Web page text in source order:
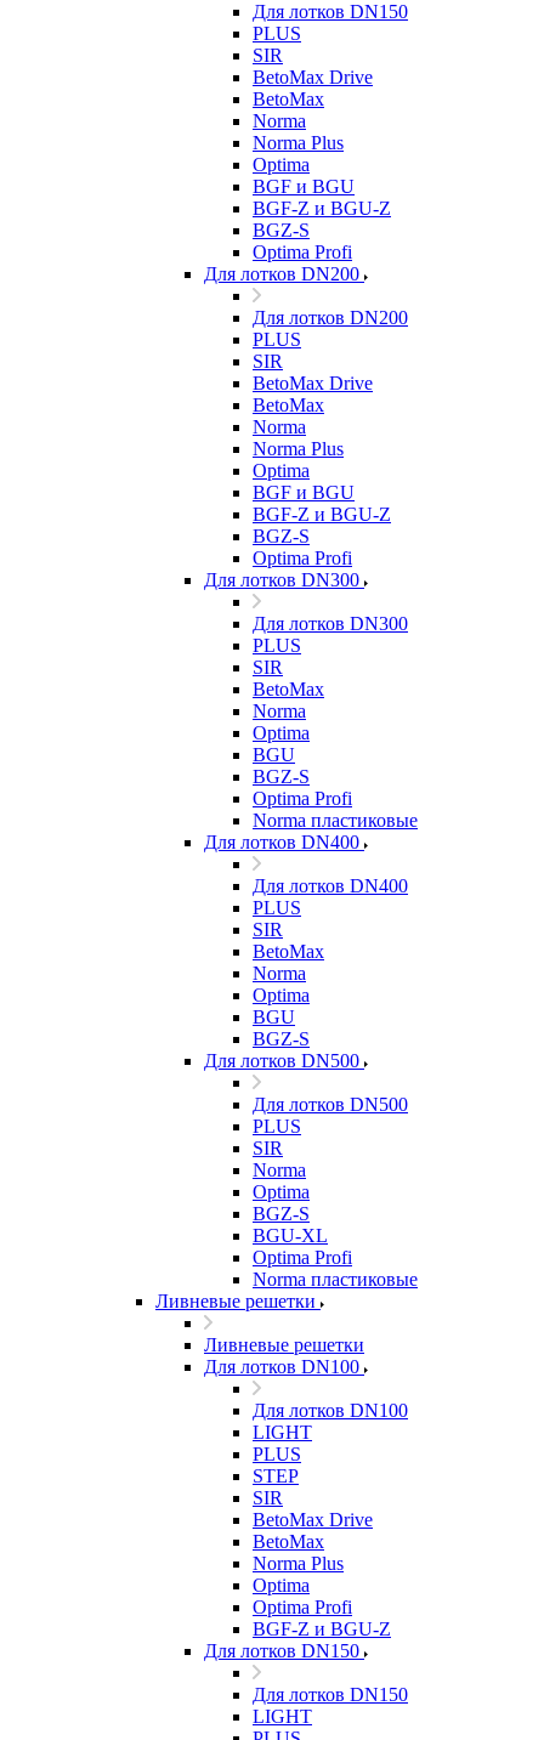
Для лотков DN150
PLUS
SIR
BetoMax Drive
BetoMax
Norma
Norma Plus
Optima
BGF и BGU
BGF-Z и BGU-Z
BGZ-S
Optima Profi
Для лотков DN200
Для лотков DN200
PLUS
SIR
BetoMax Drive
BetoMax
Norma
Norma Plus
Optima
BGF и BGU
BGF-Z и BGU-Z
BGZ-S
Optima Profi
Для лотков DN300
Для лотков DN300
PLUS
SIR
BetoMax
Norma
Optima
BGU
BGZ-S
Optima Profi
Norma пластиковые
Для лотков DN400
Для лотков DN400
PLUS
SIR
BetoMax
Norma
Optima
BGU
BGZ-S
Для лотков DN500
Для лотков DN500
PLUS
SIR
Norma
Optima
BGZ-S
BGU-XL
Optima Profi
Norma пластиковые
Ливневые решетки
Ливневые решетки
Для лотков DN100
Для лотков DN100
LIGHT
PLUS
STEP
SIR
BetoMax Drive
BetoMax
Norma Plus
Optima
Optima Profi
BGF-Z и BGU-Z
Для лотков DN150
Для лотков DN150
LIGHT